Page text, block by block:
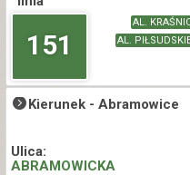
151
AL.
AL.
Kierunek - Abramowice
Ulica:
ABRAMOWICKA